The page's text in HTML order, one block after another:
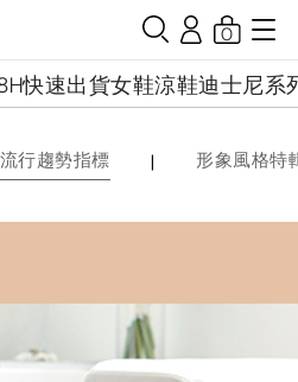
快速出貨女鞋涼鞋迪士尼系
0
流行趨勢指標 | 形象風格特